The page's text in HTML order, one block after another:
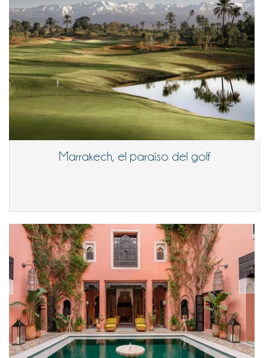
Marrakech, el paraíso del golf